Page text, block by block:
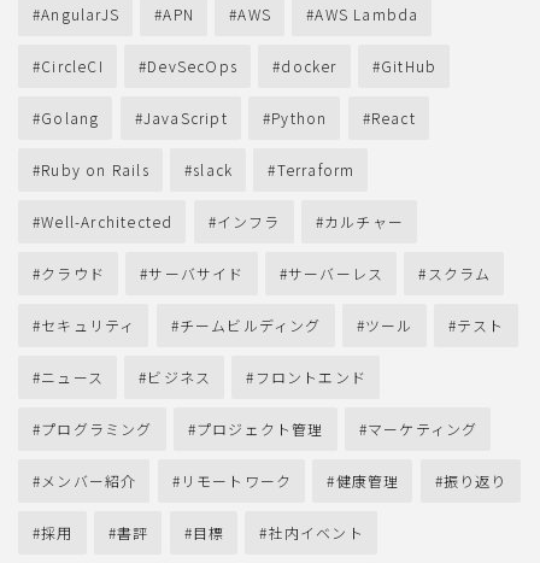
AngularJS APN AWS AWS Lambda
CircleCI DevSecOps docker GitHub
Golang JavaScript Python React
Ruby on Rails slack Terraform
Well-Architected インフラ カルチャー
クラウド サーバサイド サーバーレス スクラム
セキュリティ チームビルディング ツール テスト
ニュース ビジネス フロントエンド
プログラミング プロジェクト管理 マーケティング
メンバー紹介 リモートワーク 健康管理 振り返り
採用 書評 目標 社内イベント